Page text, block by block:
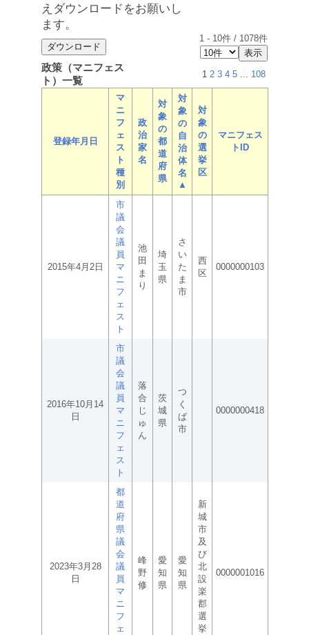
えダウンロードをお願いし
ます。
1 - 10件 / 1078件
政策（マニフェス
ト）一覧
1 2 3 4 5 ... 108
登録年月日
マ
ニ
フ
ェ
ス
ト
種
別
政
治
家
名
対
象
の
都
道
府
県
対
象
の
自
治
体
名
▲
対
象
の
選
挙
区
マニフェス
トID
2015年4月2日
市
議
会
議
員
マ
ニ
フ
ェ
ス
ト
池
田
ま
り
埼
玉
県
さ
い
た
ま
市
西
区
0000000103
2016年10月14
日
市
議
会
議
員
マ
ニ
フ
ェ
ス
ト
落
合
じ
ゅ
ん
茨
城
県
つ
く
ば
市
0000000418
2023年3月28
日
都
道
府
県
議
会
議
員
マ
ニ
フ
ェ
峰
野
修
愛
知
県
愛
知
県
新
城
市
及
び
北
設
楽
郡
選
挙
0000001016